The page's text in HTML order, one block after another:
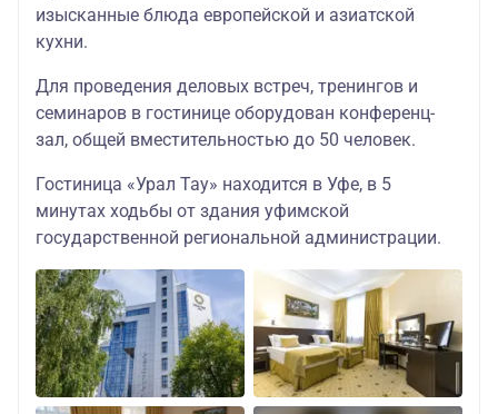
изысканные блюда европейской и азиатской
кухни.
Для проведения деловых встреч, тренингов и
семинаров в гостинице оборудован конференц-
зал, общей вместительностью до 50 человек.
Гостиница «Урал Тау» находится в Уфе, в 5
минутах ходьбы от здания уфимской
государственной региональной администрации.